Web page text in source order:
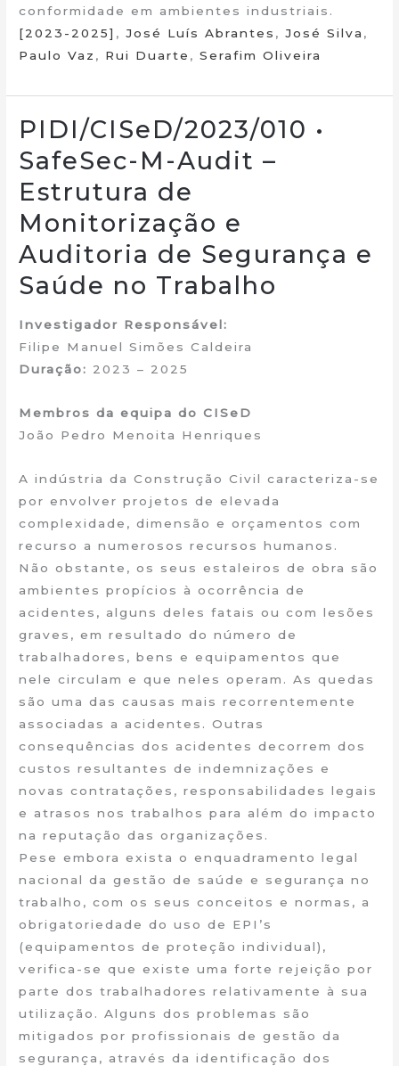
conformidade em ambientes industriais.
[2023-2025] ,José Luís Abrantes ,José Silva ,
Paulo Vaz , Rui Duarte ,Serafim Oliveira
PIDI/CISeD/2023/010 •
SafeSec-M-Audit –
Estrutura de
Monitorização e
Auditoria de Segurança e
Saúde no Trabalho
Investigador Responsável:
Filipe Manuel Simões Caldeira
Duração: 2023 – 2025
Membros da equipa do CISeD
João Pedro Menoita Henriques
A indústria da Construção Civil caracteriza-se
por envolver projetos de elevada
complexidade, dimensão e orçamentos com
recurso a numerosos recursos humanos.
Não obstante, os seus estaleiros de obra são
ambientes propícios à ocorrência de
acidentes, alguns deles fatais ou com lesões
graves, em resultado do número de
trabalhadores, bens e equipamentos que
nele circulam e que neles operam. As quedas
são uma das causas mais recorrentemente
associadas a acidentes. Outras
consequências dos acidentes decorrem dos
custos resultantes de indemnizações e
novas contratações, responsabilidades legais
e atrasos nos trabalhos para além do impacto
na reputação das organizações.
Pese embora exista o enquadramento legal
nacional da gestão de saúde e segurança no
trabalho, com os seus conceitos e normas, a
obrigatoriedade do uso de EPI’s
(equipamentos de proteção individual),
verifica-se que existe uma forte rejeição por
parte dos trabalhadores relativamente à sua
utilização. Alguns dos problemas são
mitigados por profissionais de gestão da
segurança, através da identificação dos